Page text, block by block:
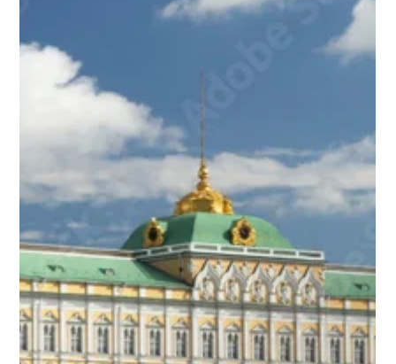
Mats Øieren
15. mai
3 min lesing